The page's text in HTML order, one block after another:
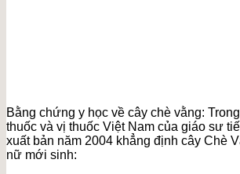
Bằng chứng y học về cây chè vằng:
thuốc và vị thuốc Việt Nam của giáo sư
xuất bản năm 2004 khẳng định cây Chè
nữ mới sinh: